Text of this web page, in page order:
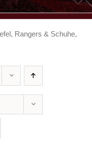
Rangers & Schuhe,